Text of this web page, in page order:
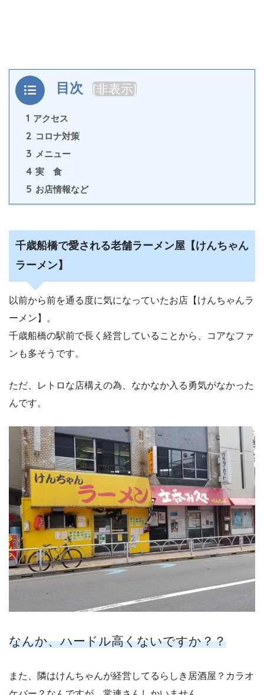
目次 [非表示]
1 アクセス
2 コロナ対策
3 メニュー
4 実 食
5 お店情報など
千歳船橋で愛される老舗ラーメン屋【けんちゃん
ラーメン】
以前から前を通る度に気になっていたお店【けんちゃんラ
ーメン】。
千歳船橋の駅前で長く経営していることから、コアなファ
ンも多そうです。
ただ、レトロな店構えの為、なかなか入る勇気がなかった
んです。
なんか、ハードル高くないですか？？
また、隣はけんちゃんが経営してるらしき居酒屋？カラオ